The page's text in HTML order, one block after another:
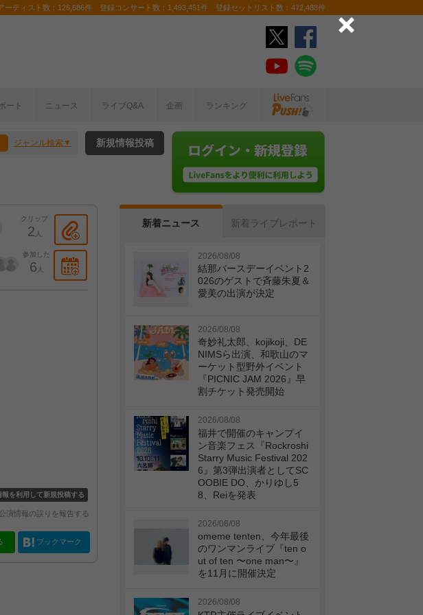
ーティスト数：126,686件 登録コンサート数：1,493,451件 登録セットリスト数：472,488件
ート ニュース ライブQ&A 企画 ランキング
ジャンル検索 新規情報投稿
クリップ
2 人
参加した
6 人
報を利用して新規投稿する
演情報の誤りを報告する
ブックマーク
新着ニュース 新着ライブレポート
2026/08/08
結那バースデーイベント2
026のゲストで斉藤朱夏＆
愛美の出演が決定
2026/08/08
奇妙礼太郎、kojikoji、DE
NIMSら出演、和歌山のマ
ーケット型野外イベント
『PICNIC JAM 2026』早
割チケット発売開始
2026/08/08
福井で開催のキャンプイ
ン音楽フェス『Rockroshi
Starry Music Festival 202
6』第3弾出演者としてSC
OOBIE DO、かりゆし5
8、Reiを発表
2026/08/08
omeme tenten、今年最後
のワンマンライブ『ten o
ut of ten 〜one man〜』
を11月に開催決定
2026/08/08